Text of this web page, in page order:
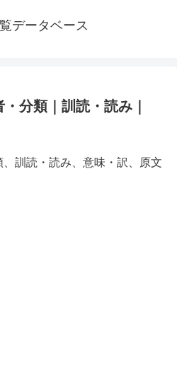
データベース
分類｜訓読・読み｜
訓読・読み、意味・訳、原文